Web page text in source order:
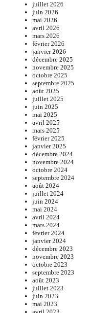
juillet 2026
juin 2026
mai 2026
avril 2026
mars 2026
février 2026
janvier 2026
décembre 2025
novembre 2025
octobre 2025
septembre 2025
août 2025
juillet 2025
juin 2025
mai 2025
avril 2025
mars 2025
février 2025
janvier 2025
décembre 2024
novembre 2024
octobre 2024
septembre 2024
août 2024
juillet 2024
juin 2024
mai 2024
avril 2024
mars 2024
février 2024
janvier 2024
décembre 2023
novembre 2023
octobre 2023
septembre 2023
août 2023
juillet 2023
juin 2023
mai 2023